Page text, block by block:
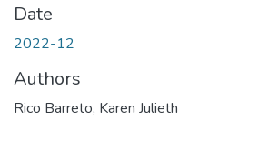
Date
2022-12
Authors
Rico Barreto, Karen Julieth